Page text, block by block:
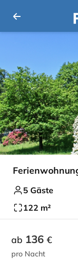
5 Gäste
122 m²
ab 136 €
pro Nacht